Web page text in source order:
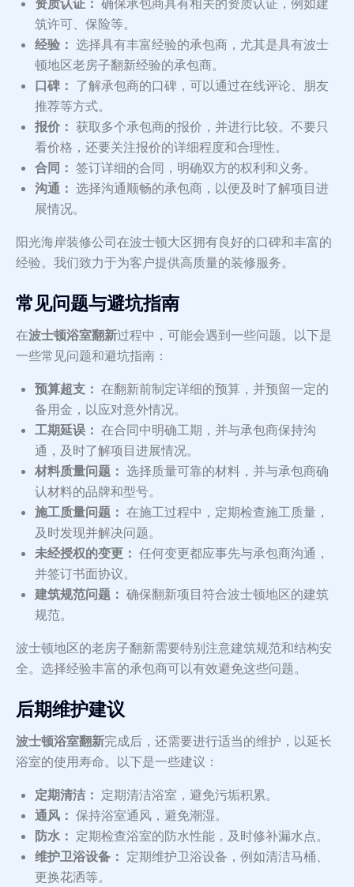
资质认证： 确保承包商具有相关的资质认证，例如建
筑许可、保险等。
经验： 选择具有丰富经验的承包商，尤其是具有波士
顿地区老房子翻新经验的承包商。
口碑： 了解承包商的口碑，可以通过在线评论、朋友
推荐等方式。
报价： 获取多个承包商的报价，并进行比较。不要只
看价格，还要关注报价的详细程度和合理性。
合同： 签订详细的合同，明确双方的权利和义务。
沟通： 选择沟通顺畅的承包商，以便及时了解项目进
展情况。
阳光海岸装修公司在波士顿大区拥有良好的口碑和丰富的
经验。我们致力于为客户提供高质量的装修服务。
常见问题与避坑指南
在波士顿浴室翻新过程中，可能会遇到一些问题。以下是
一些常见问题和避坑指南：
预算超支： 在翻新前制定详细的预算，并预留一定的
备用金，以应对意外情况。
工期延误： 在合同中明确工期，并与承包商保持沟
通，及时了解项目进展情况。
材料质量问题： 选择质量可靠的材料，并与承包商确
认材料的品牌和型号。
施工质量问题： 在施工过程中，定期检查施工质量，
及时发现并解决问题。
未经授权的变更： 任何变更都应事先与承包商沟通，
并签订书面协议。
建筑规范问题： 确保翻新项目符合波士顿地区的建筑
规范。
波士顿地区的老房子翻新需要特别注意建筑规范和结构安
全。选择经验丰富的承包商可以有效避免这些问题。
后期维护建议
波士顿浴室翻新完成后，还需要进行适当的维护，以延长
浴室的使用寿命。以下是一些建议：
定期清洁： 定期清洁浴室，避免污垢积累。
通风： 保持浴室通风，避免潮湿。
防水： 定期检查浴室的防水性能，及时修补漏水点。
维护卫浴设备： 定期维护卫浴设备，例如清洁马桶、
更换花洒等。